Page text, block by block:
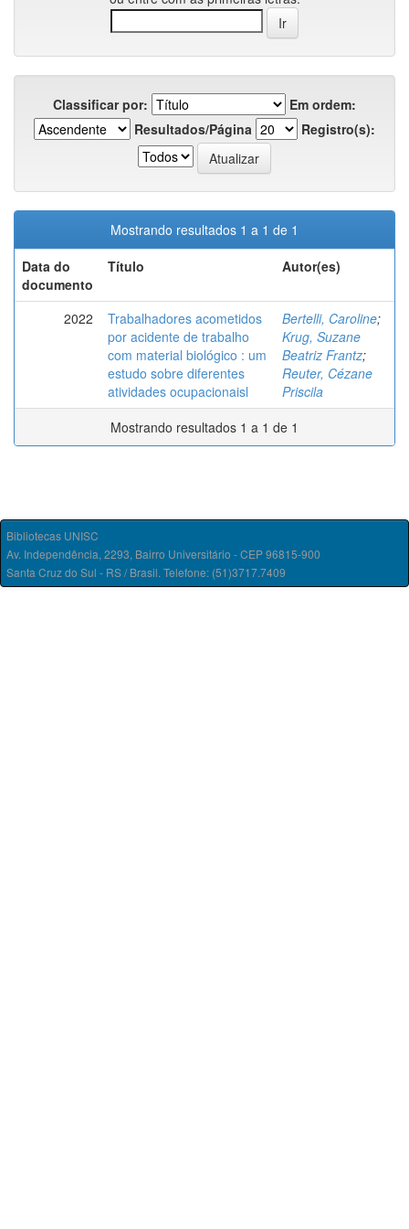
Classificar por:
Em ordem:
Resultados/Página
Registro(s):
Mostrando resultados 1 a 1 de 1
Data do
documento
Título Autor(es)
2022
Trabalhadores acometidos
por acidente de trabalho
com material biológico : um
estudo sobre diferentes
atividades ocupacionaisl
Bertelli, Caroline;
Krug, Suzane
Beatriz Frantz;
Reuter, Cézane
Priscila
Mostrando resultados 1 a 1 de 1
Bibliotecas UNISC
Av. Independência, 2293, Bairro Universitário - CEP 96815-900
Santa Cruz do Sul - RS / Brasil. Telefone: (51)3717.7409